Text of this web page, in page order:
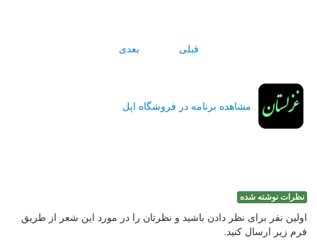
قبلی بعدی
مشاهده برنامه در فروشگاه اپل
نظرات نوشته شده
اولین نفر برای نظر دادن باشید و نظرتان را در مورد این شعر از طریق
فرم زیر ارسال کنید.